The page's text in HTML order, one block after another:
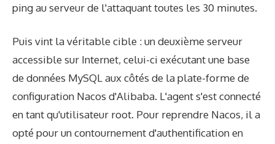
ping au serveur de l'attaquant toutes les 30 minutes.
Puis vint la véritable cible : un deuxième serveur
accessible sur Internet, celui-ci exécutant une base
de données MySQL aux côtés de la plate-forme de
configuration Nacos d'Alibaba. L'agent s'est connecté
en tant qu'utilisateur root. Pour reprendre Nacos, il a
opté pour un contournement d'authentification en